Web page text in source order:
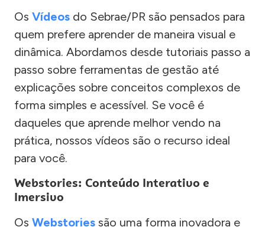
Os Vídeos do Sebrae/PR são pensados para
quem prefere aprender de maneira visual e
dinâmica. Abordamos desde tutoriais passo a
passo sobre ferramentas de gestão até
explicações sobre conceitos complexos de
forma simples e acessível. Se você é
daqueles que aprende melhor vendo na
prática, nossos vídeos são o recurso ideal
para você.
Webstories: Conteúdo Interativo e
Imersivo
Os Webstories são uma forma inovadora e